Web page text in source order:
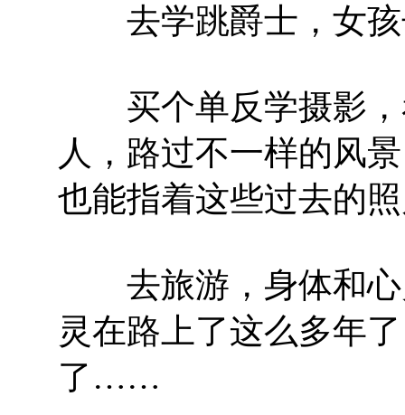
去学跳爵士，女孩
买个单反学摄影，
人，路过不一样的风
也能指着这些过去的
去旅游，身体和心
灵在路上了这么多年
了……